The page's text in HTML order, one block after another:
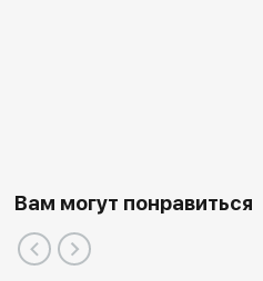
Вам могут понравиться